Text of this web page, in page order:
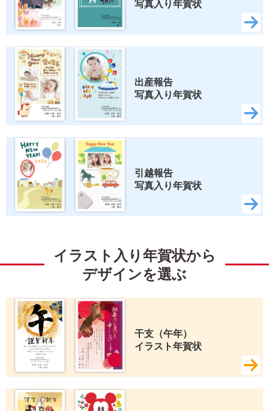
写真入り年賀状
出産報告
写真入り年賀状
引越報告
写真入り年賀状
イラスト入り年賀状から
デザインを選ぶ
干支（午年）
イラスト年賀状